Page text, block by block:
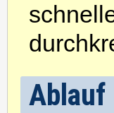
Ablauf